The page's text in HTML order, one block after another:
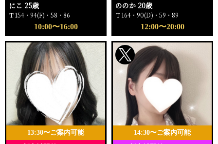
にこ 25歳
Ｔ154・94(F)・58・86
10:00〜16:00
ののか 20歳
Ｔ164・90(D)・59・89
12:00〜20:00
13:30〜ご案内可能
14:30〜ご案内可能